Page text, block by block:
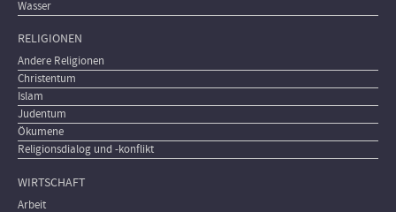
Wasser
RELIGIONEN
Andere Religionen
Christentum
Islam
Judentum
Ökumene
Religionsdialog und -konflikt
WIRTSCHAFT
Arbeit